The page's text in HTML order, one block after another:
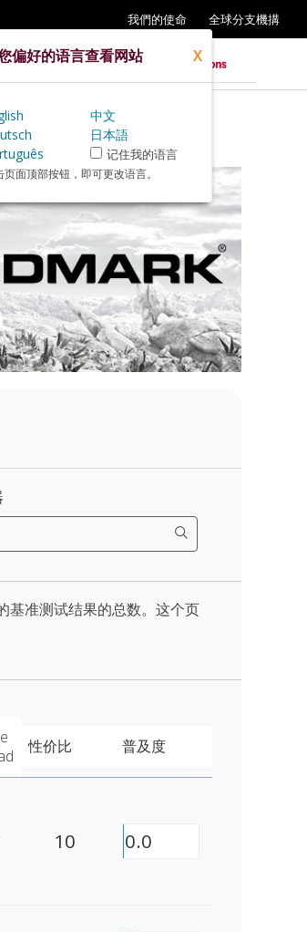
我們的使命 全球分支機搆
基准测试结果的总数。这个页
性价比 普及度
10 0.0
偏好的语言查看网站 X
中文
日本語
记住我的语言
页面顶部按钮，即可更改语言。